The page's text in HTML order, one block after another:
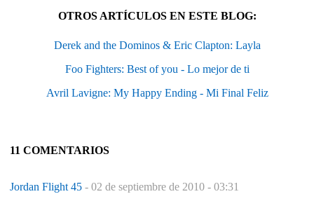
OTROS ARTÍCULOS EN ESTE BLOG:
Derek and the Dominos & Eric Clapton: Layla
Foo Fighters: Best of you - Lo mejor de ti
Avril Lavigne: My Happy Ending - Mi Final Feliz
11 COMENTARIOS
Jordan Flight 45 - 02 de septiembre de 2010 - 03:31